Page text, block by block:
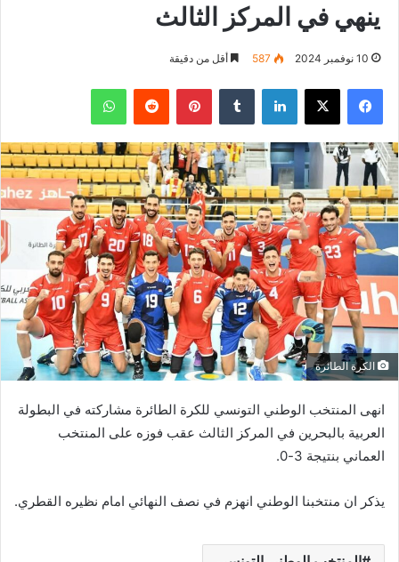
ينهي في المركز الثالث
10 نوفمبر 2024 587 أقل من دقيقة
فيسبوك ‫X لينكدإن بينتيريست واتساب
الكرة الطائرة
انهى المنتخب الوطني التونسي للكرة الطائرة مشاركته في البطولة
العربية بالبحرين في المركز الثالث عقب فوزه على المنتخب
العماني بنتيجة 3-0.
يذكر ان منتخبنا الوطني انهزم في نصف النهائي امام نظيره القطري.